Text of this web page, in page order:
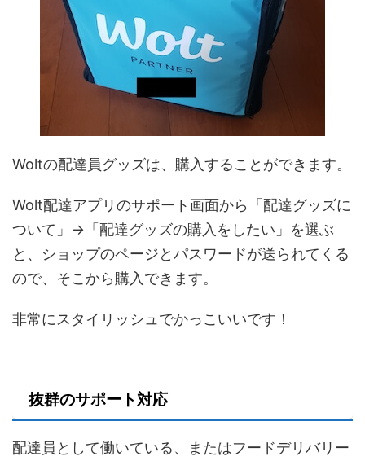
Woltの配達員グッズは、購入することができます。
Wolt配達アプリのサポート画面から「配達グッズに
ついて」→「配達グッズの購入をしたい」を選ぶ
と、ショップのページとパスワードが送られてくる
ので、そこから購入できます。
非常にスタイリッシュでかっこいいです！
抜群のサポート対応
配達員として働いている、またはフードデリバリー